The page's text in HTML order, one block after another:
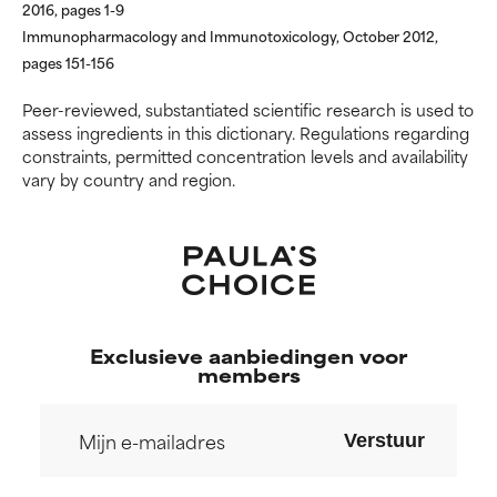
2016, pages 1-9
Immunopharmacology and Immunotoxicology, October 2012,
pages 151-156
Peer-reviewed, substantiated scientific research is used to
assess ingredients in this dictionary. Regulations regarding
constraints, permitted concentration levels and availability
vary by country and region.
Kan irritatie, ontsteking,
droogheid, enz. veroorzaken.
Kan in sommige gevallen
voordelen bieden, maar over
het algemeen is bewezen dat
GEEN BEOORDELING
We hebben dit ingrediënt nog
onderzoek ernaar nog niet
hebben bekeken.
Kan irritatie, ontsteking,
droogheid, enz. veroorzaken.
Kan in sommige gevallen
voordelen bieden, maar over
het algemeen is bewezen dat
GEEN BEOORDELING
We hebben dit ingrediënt nog
onderzoek ernaar nog niet
hebben bekeken.
Exclusieve aanbiedingen voor
members
Verstuur